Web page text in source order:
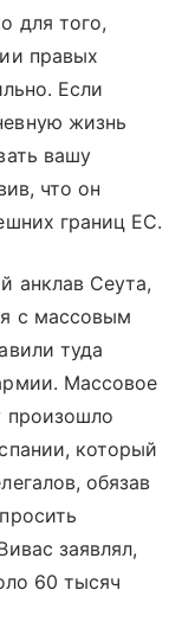
для того,
правых
Если
жизнь
вашу
что он
границ ЕС.
анклав Сеута,
с массовым
туда
Массовое
произошло
который
обязав
заявлял,
60 тысяч